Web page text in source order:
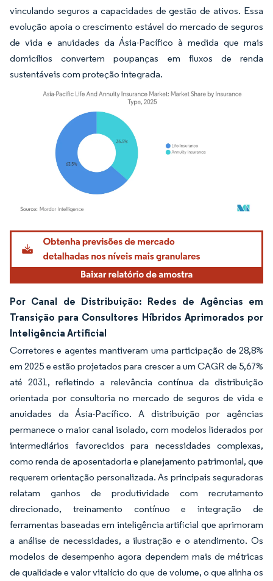
vinculando seguros a capacidades de gestão de ativos. Essa
evolução apoia o crescimento estável do mercado de seguros
de vida e anuidades da Ásia-Pacífico à medida que mais
domicílios convertem poupanças em fluxos de renda
sustentáveis com proteção integrada.
Imagem © Mordor Intelligence. O reuso requer atribuição conforme CC BY 4.0.
Por Canal de Distribuição: Redes de Agências em
Transição para Consultores Híbridos Aprimorados por
Inteligência Artificial
Corretores e agentes mantiveram uma participação de 28,8%
em 2025 e estão projetados para crescer a um CAGR de 5,67%
até 2031, refletindo a relevância contínua da distribuição
orientada por consultoria no mercado de seguros de vida e
anuidades da Ásia-Pacífico. A distribuição por agências
permanece o maior canal isolado, com modelos liderados por
intermediários favorecidos para necessidades complexas,
como renda de aposentadoria e planejamento patrimonial, que
requerem orientação personalizada. As principais seguradoras
relatam ganhos de produtividade com recrutamento
direcionado, treinamento contínuo e integração de
ferramentas baseadas em inteligência artificial que aprimoram
a análise de necessidades, a ilustração e o atendimento. Os
modelos de desempenho agora dependem mais de métricas
de qualidade e valor vitalício do que de volume, o que alinha os